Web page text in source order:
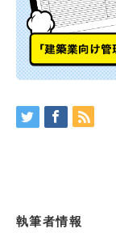
執筆者情報